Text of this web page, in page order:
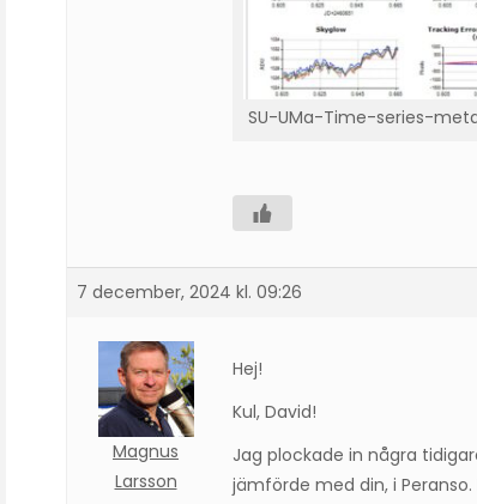
SU-UMa-Time-series-
7 december, 2024 kl. 09:26
Magnus
Larsson
Hej!
Kul, David!
Jag plockade in några
jämförde med din, i